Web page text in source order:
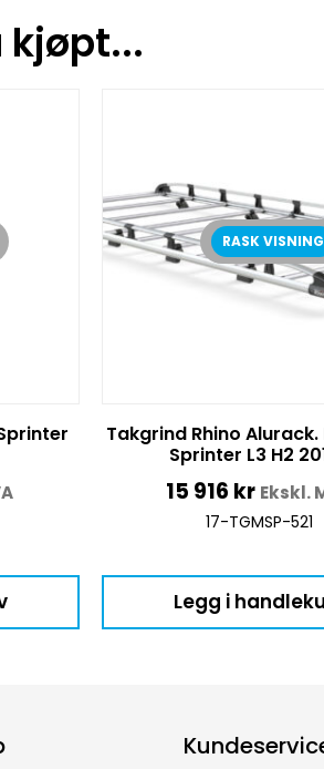
RASK VISNING
Takgrind Rhino
Sprinter L3 H2
15 916 kr Ekskl.
17-TGMSP-521
Legg i